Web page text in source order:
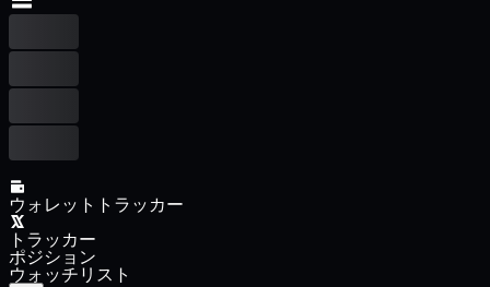
ウォレットトラッカー
トラッカー
ポジション
ウォッチリスト